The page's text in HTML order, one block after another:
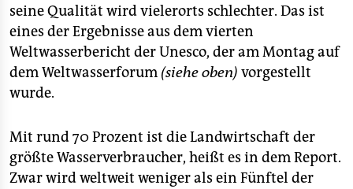
veranstaltungen
shop
fragen & hilfe
abo
genossenschaft
seine Qualität wird vielerorts schlechter. Das ist
eines der Ergebnisse aus dem vierten
Weltwasserbericht der Unesco, der am Montag auf
dem Weltwasserforum (siehe oben) vorgestellt
wurde.
Mit rund 70 Prozent ist die Landwirtschaft der
größte Wasserverbraucher, heißt es in dem Report.
Zwar wird weltweit weniger als ein Fünftel der